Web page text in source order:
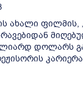
ახალი ფილმის,
დოლარს